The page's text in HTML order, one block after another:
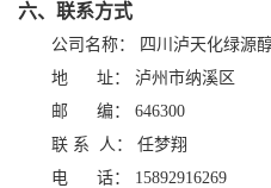
六、 联系方式
公司名称： 四川泸天化绿源
地
址： 泸州市纳溪 区
邮
编：
联 系 人：
任梦翔
电
话： 15892916269